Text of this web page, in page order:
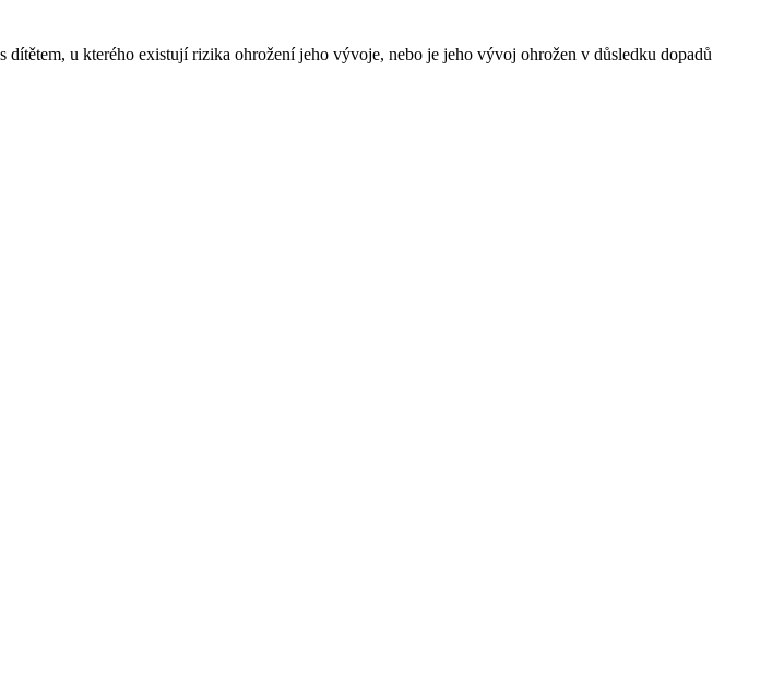
u kterého existují rizika ohrožení jeho vývoje, nebo je jeho vývoj ohrožen v důsledku dopadů